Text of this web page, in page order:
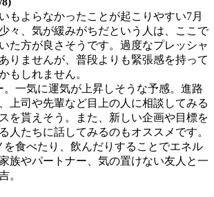
もよらなかったことが起こりやすい7月
々、気が緩みがちだという人は、ここで
た方が良さそうです。過度なプレッシャ
りませんが、普段よりも緊張感を持って
もしれません。
。一気に運気が上昇しそうな予感。進路
上司や先輩など目上の人に相談してみる
を貰えそう。また、新しい企画や目標を
人たちに話してみるのもオススメです。
を食べたり、飲んだりすることでエネル
族やパートナー、気の置けない友人と一
。